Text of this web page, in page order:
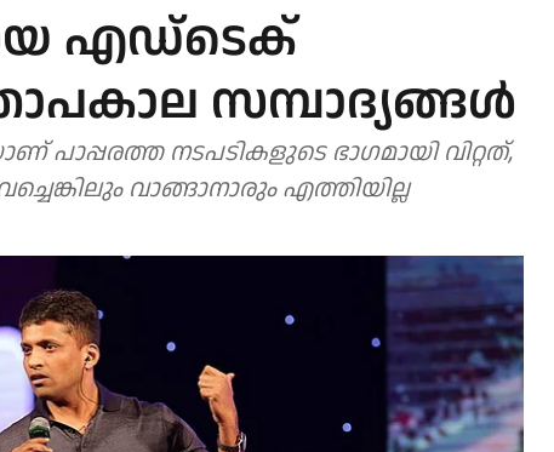
എഡ്‌ടെക്
സമ്പാദ്യങ്ങള്‍
പാപ്പരത്ത നടപടികളുടെ ഭാഗമായി വിറ്റത്,
വാങ്ങാനാരും എത്തിയില്ല